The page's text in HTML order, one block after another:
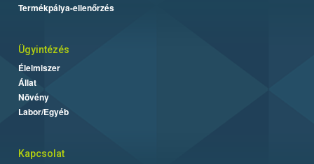
Termékpálya-ellenőrzés
Ügyintézés
Élelmiszer
Állat
Növény
Labor/Egyéb
Kapcsolat